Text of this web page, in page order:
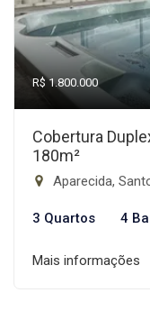
R$ 1.800.000
Cobertura
180m²
Aparecida,
3 Quartos 4
Mais informações